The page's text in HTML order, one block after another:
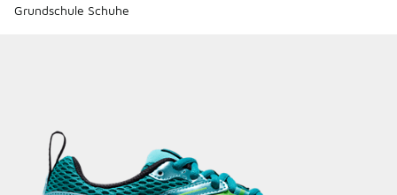
Grundschule Schuhe